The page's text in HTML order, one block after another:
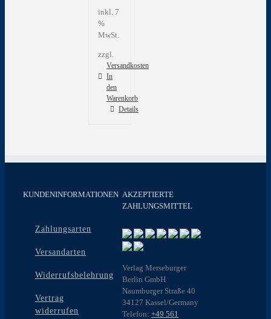
inkl. 7
%
MwSt.
zzgl.
Versandkosten
In
den
Warenkorb
Details
KUNDENINFORMATIONEN
Zahlungsarten
Versandarten
Widerrufsbelehrung
Vertrag
widerrufen
AKZEPTIERTE
ZAHLUNGSMITTEL
Verlag Merseburger
Berlin GmbH
Naumburger Straße 40
34127 Kassel/Germany
Telefon: +49 561